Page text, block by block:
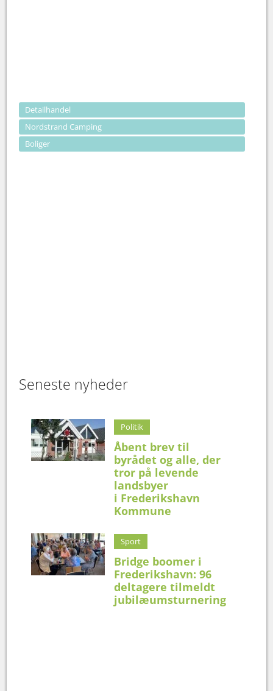
Detailhandel
Nordstrand Camping
Boliger
Seneste nyheder
Politik
Åbent brev til
byrådet og alle, der
tror på levende
landsbyer
i Frederikshavn
Kommune
Sport
Bridge boomer i
Frederikshavn: 96
deltagere tilmeldt
jubilæumsturnering